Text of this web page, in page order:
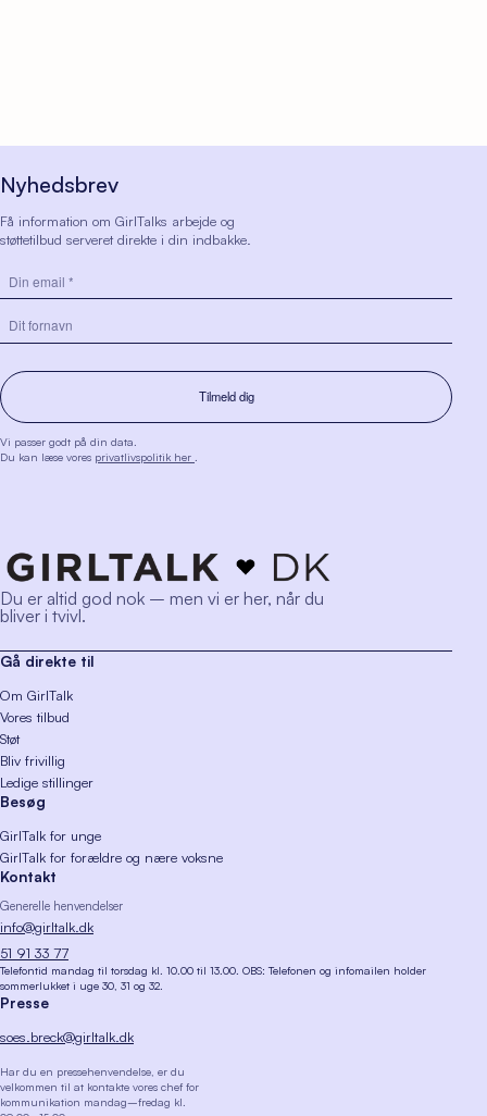
Nyhedsbrev
Få information om GirlTalks arbejde og
støttetilbud serveret direkte i din indbakke.
Vi passer godt på din data.
Du kan læse vores privatlivspolitik her
Du er altid god nok – men vi er her, når du
bliver i tvivl.
Gå direkte til
Om GirlTalk
Vores tilbud
Støt
Bliv frivillig
Ledige stillinger
Besøg
GirlTalk for unge
GirlTalk for forældre og nære voksne
Kontakt
Generelle henvendelser
info@girltalk.dk
51 91 33 77
Telefontid mandag til torsdag kl. 10.00 til 13.00. OBS: Telefonen og infomailen holder
sommerlukket i uge 30, 31 og 32.
Presse
soes.breck@girltalk.dk
Har du en pressehenvendelse, er du
velkommen til at kontakte vores chef for
kommunikation mandag–fredag kl.